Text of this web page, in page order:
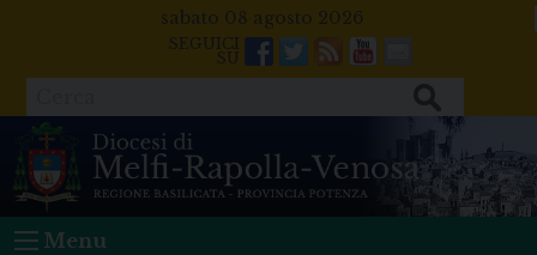
sabato 08 agosto 2026
Facebook
Twitter
FeedsYoutube
Mail
Menu